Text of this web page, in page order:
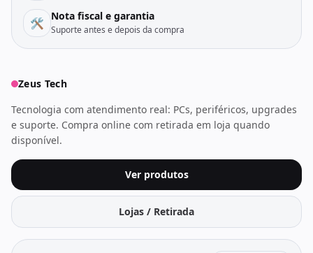
🛠️ Nota fiscal e garantia
Suporte antes e depois da compra
Zeus Tech
Tecnologia com atendimento real: PCs, periféricos, upgrades
e suporte. Compra online com retirada em loja quando
disponível.
Ver produtos
Lojas / Retirada